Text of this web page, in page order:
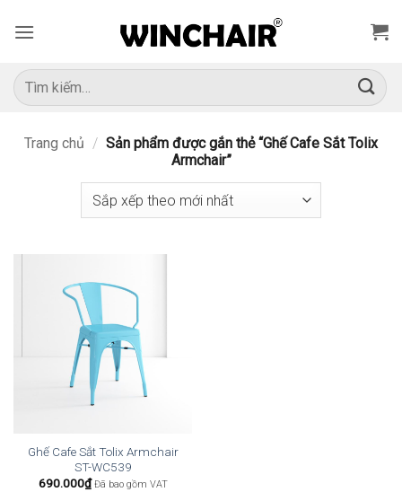
qua
dung
Tìm
kiếm:
Trang chủ / Sản phẩm được gắn thẻ “Ghế Cafe Sắt Tolix
Armchair”
Ghế Cafe Sắt Tolix Armchair
ST-WC539
690.000₫ Đã bao gồm VAT